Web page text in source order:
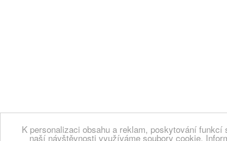
K personalizaci obsahu a reklam, poskytování
naší návštěvnosti využíváme soubory cookie.